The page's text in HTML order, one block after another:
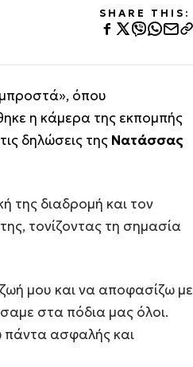
SHARE THIS:
μπροστά», όπου
η κάμερα της εκπομπής
δηλώσεις της Νατάσσας
της διαδρομή και τον
τονίζοντας τη σημασία
μου και να αποφασίζω με
στα πόδια μας όλοι.
πάντα ασφαλής και